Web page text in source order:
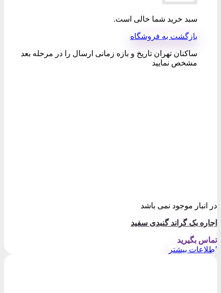
سبد خرید شما خالی است.
بازگشت به فروشگاه
ساکنان تهران تاریخ و بازه زمانی ارسال را در مرحله بعد
مشخص نمایید
در انبار موجود نمی باشد
اجاره بک گراند گنبدی سفید
تماس بگیرید
اطلاعات بیشتر